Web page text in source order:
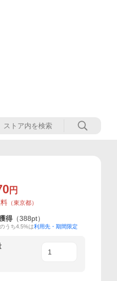
円
（東京都）
得 （388pt）
うち4.5%は利用先・期間限定